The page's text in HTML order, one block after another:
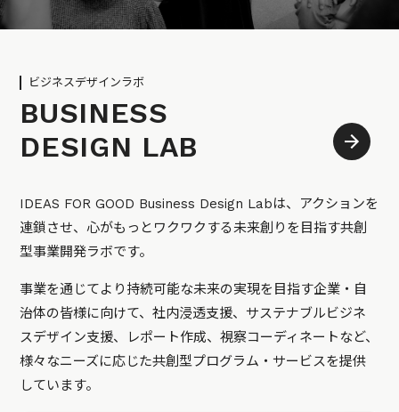
ビジネスデザインラボ
BUSINESS
DESIGN LAB
IDEAS FOR GOOD Business Design Labは、アクションを
連鎖させ、心がもっとワクワクする未来創りを目指す共創
型事業開発ラボです。
事業を通じてより持続可能な未来の実現を目指す企業・自
治体の皆様に向けて、社内浸透支援、サステナブルビジネ
スデザイン支援、レポート作成、視察コーディネートなど、
様々なニーズに応じた共創型プログラム・サービスを提供
しています。